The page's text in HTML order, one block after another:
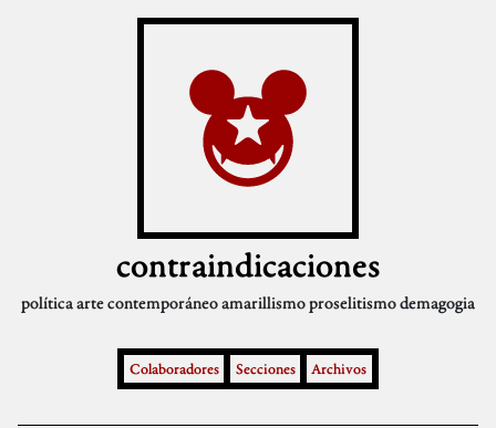
contraindicaciones
políticaarte contemporáneoamarillismoproselitismodemagogia
Colaboradores Secciones Archivos